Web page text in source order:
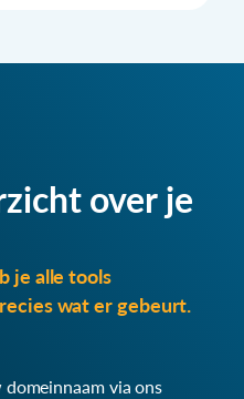
over je
je alle tools
wat er gebeurt.
via ons